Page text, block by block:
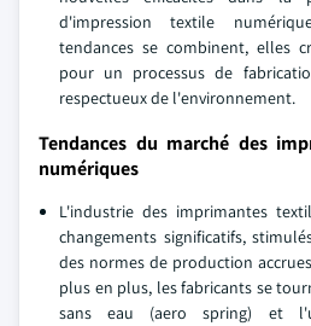
d'impression textile
tendances se combinent, elles
pour un processus de
respectueux de l'environnement.
Tendances du marché des
numériques
L'industrie des imprimantes
changements significatifs,
des normes de production
plus en plus, les fabricants se
sans eau (aero spring) et